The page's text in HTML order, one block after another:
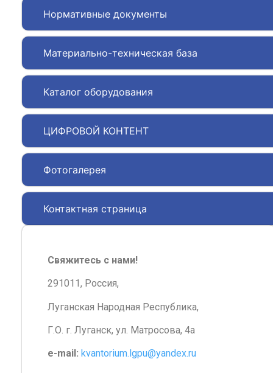
Нормативные документы
Материально-техническая база
Каталог оборудования
ЦИФРОВОЙ КОНТЕНТ
Фотогалерея
Контактная страница
Свяжитесь с нами!
291011, Россия,
Луганская Народная Республика,
Г.О. г. Луганск, ул. Матросова, 4а
e-mail: kvantorium.lgpu@yandex.ru